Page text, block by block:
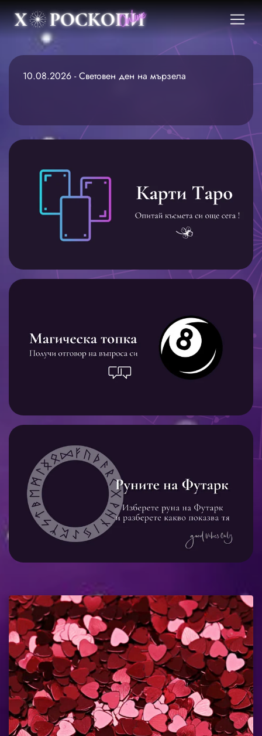
10.08.2026 - Световен ден на мързела